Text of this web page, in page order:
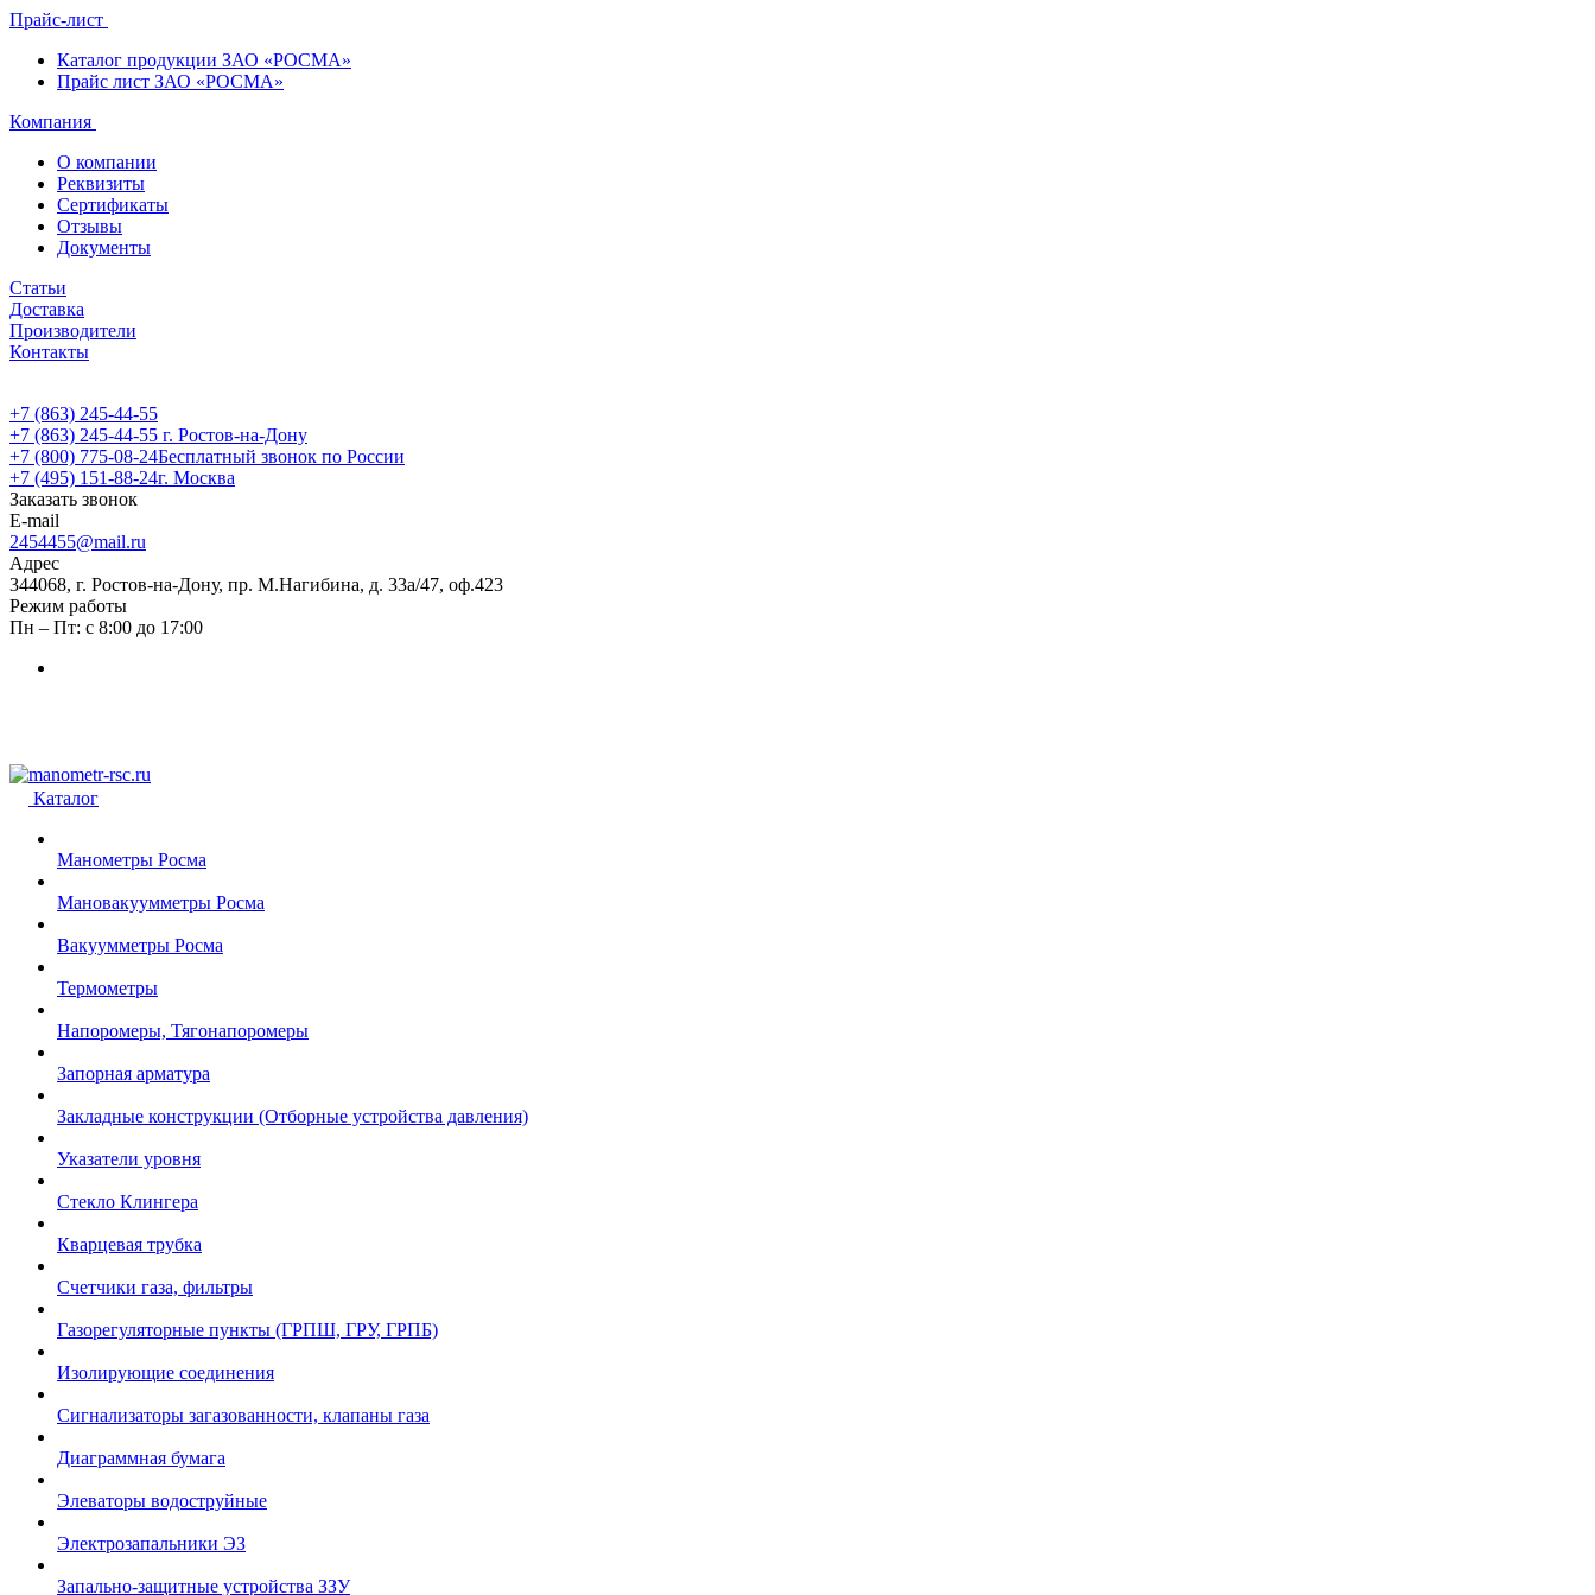
Прайс-лист
Каталог продукции ЗАО «РОСМА»
Прайс лист ЗАО «РОСМА»
Компания
О компании
Реквизиты
Сертификаты
Отзывы
Документы
Статьи
Доставка
Производители
Контакты
+7 (863) 245-44-55
+7 (863) 245-44-55 г. Ростов-на-Дону
+7 (800) 775-08-24Бесплатный звонок по России
+7 (495) 151-88-24г. Москва
Заказать звонок
E-mail
2454455@mail.ru
Адрес
344068, г. Ростов-на-Дону, пр. М.Нагибина, д. 33а/47, оф.423
Режим работы
Пн – Пт: с 8:00 до 17:00
Каталог
Манометры Росма
Мановакуумметры Росма
Вакуумметры Росма
Термометры
Напоромеры, Тягонапоромеры
Запорная арматура
Закладные конструкции (Отборные устройства давления)
Указатели уровня
Стекло Клингера
Кварцевая трубка
Счетчики газа, фильтры
Газорегуляторные пункты (ГРПШ, ГРУ, ГРПБ)
Изолирующие соединения
Сигнализаторы загазованности, клапаны газа
Диаграммная бумага
Элеваторы водоструйные
Электрозапальники ЭЗ
Запально-защитные устройства ЗЗУ